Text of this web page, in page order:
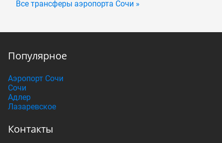
Все трансферы аэропорта Сочи »
Популярное
Аэропорт Сочи
Сочи
Адлер
Лазаревское
Контакты